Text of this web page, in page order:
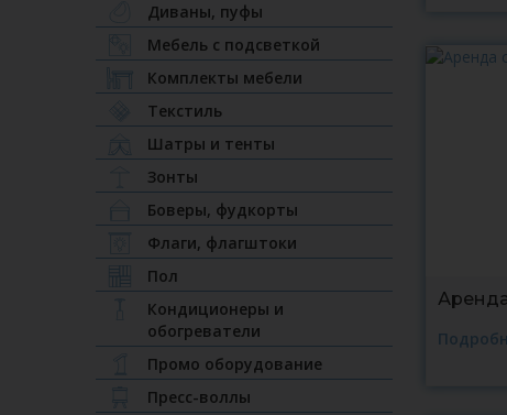
Диваны, пуфы
Мебель с подсветкой
Комплекты мебели
Текстиль
Шатры и тенты
Зонты
Боверы, фудкорты
Флаги, флагштоки
Пол
Кондиционеры и
обогреватели
Промо оборудование
Пресс-воллы